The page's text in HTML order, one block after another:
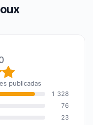
global: 9,8
publicadas
1 328
76
23